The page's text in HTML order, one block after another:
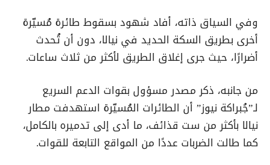
وفي السياق ذاته، أفاد شهود بسقوط طائرة مُسيّرة
أخرى بطريق السكة الحديد في نيالا، دون أن تُحدث
أضرارًا، حيث جرى إغلاق الطريق لأكثر من ثلاث ساعات.
من جانبه، ذكر مصدر مسؤول بقوات الدعم السريع
لـ”جُبراكة نيوز” أن الطائرات المُسيّرة استهدفت مطار
نيالا بأكثر من ست قذائف، ما أدى إلى تدميره بالكامل،
كما طالت الضربات عددًا من المواقع التابعة للقوات.